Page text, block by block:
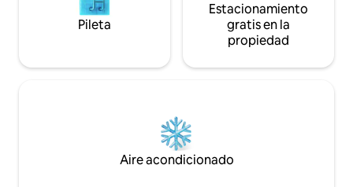
Pileta
Estacionamiento
gratis en la
propiedad
Aire acondicionado